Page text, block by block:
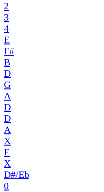
2
3
4
E
F#
B
D
G
A
D
D
A
X
E
X
D#/Eb
0